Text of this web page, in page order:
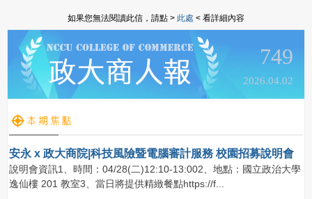
如果您無法閱讀此信，請點 > 此處 < 看詳細內容
749
2026.04.02
安永 x 政大商院|科技風險暨電腦審計服務 校園招募說明會
說明會資訊1、時間：04/28(二)12:10-13:002、地點：國立政治大學
逸仙樓 201 教室3、當日將提供精緻餐點https://f...